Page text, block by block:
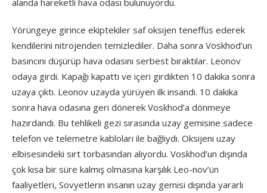
Yörüngeye girince ekiptekiler saf oksijen teneffüs ederek
kendilerini nitrojenden temizlediler. Daha sonra Voskhod’un
basıncını düşürüp hava odasını serbest bıraktılar. Leonov
odaya girdi. Kapağı kapattı ve içeri girdikten 10 dakika sonra
uzaya çıktı. Leonov uzayda yürüyen ilk insandı. 10 dakika
sonra hava odasına geri dönerek Voskhod’a dönmeye
hazırdandı. Bu tehlikeli gezi sırasında uzay gemisine sadece
telefon ve telemetre kabloları ile bağlıydı. Oksijeni uzay
elbisesindeki sırt torbasından alıyordu. Voskhod’un dışında
çok kısa bir süre kalmış olmasına karşılık Leo-nov’ün
faaliyetleri, Sovyetlerin insanın uzay gemisi dışında yararlı